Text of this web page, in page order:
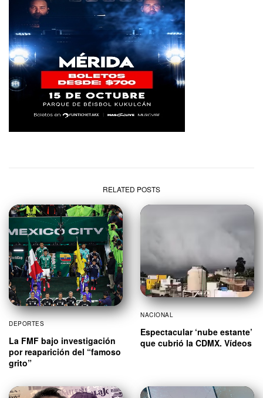
RELATED POSTS
DEPORTES
La FMF bajo investigación
por reaparición del “famoso
grito”
NACIONAL
Espectacular ‘nube estante’
que cubrió la CDMX. Vídeos